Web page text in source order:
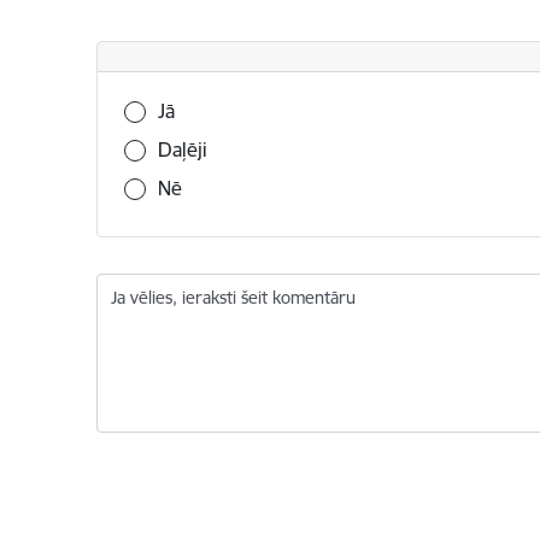
Vai šī informācija bija noderīga?
Jā
Daļēji
Nē
Ja vēlies, ieraksti šeit komentāru